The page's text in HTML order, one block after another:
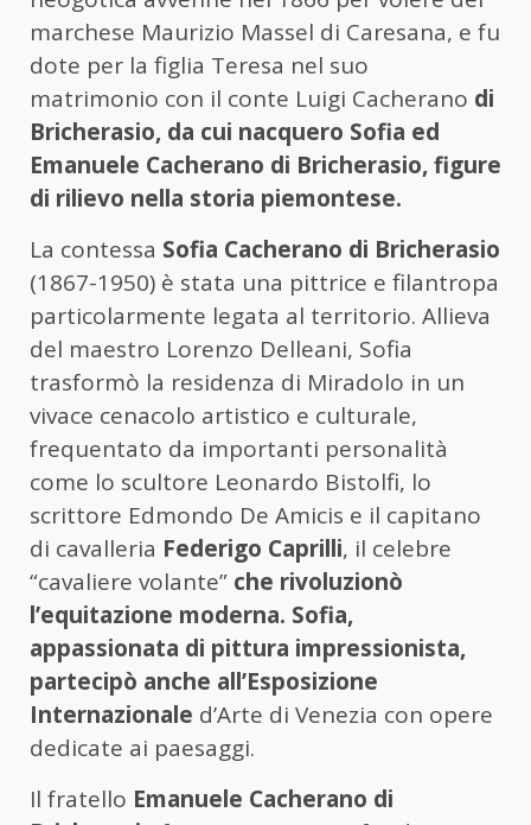
marchese Maurizio Massel di Caresana, e fu
dote per la figlia Teresa nel suo
matrimonio con il conte Luigi Cacherano di
Bricherasio, da cui nacquero Sofia ed
Emanuele Cacherano di Bricherasio, figure
di rilievo nella storia piemontese.
La contessa Sofia Cacherano di Bricherasio
(1867-1950) è stata una pittrice e filantropa
particolarmente legata al territorio. Allieva
del maestro Lorenzo Delleani, Sofia
trasformò la residenza di Miradolo in un
vivace cenacolo artistico e culturale,
frequentato da importanti personalità
come lo scultore Leonardo Bistolfi, lo
scrittore Edmondo De Amicis e il capitano
di cavalleria Federigo Caprilli, il celebre
“cavaliere volante” che rivoluzionò
l’equitazione moderna. Sofia,
appassionata di pittura impressionista,
partecipò anche all’Esposizione
Internazionale d’Arte di Venezia con opere
dedicate ai paesaggi.
Il fratello Emanuele Cacherano di